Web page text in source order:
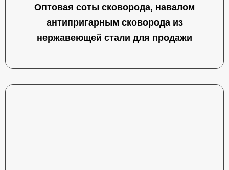
Оптовая соты сковорода, навалом
антипригарным сковорода из
нержавеющей стали для продажи